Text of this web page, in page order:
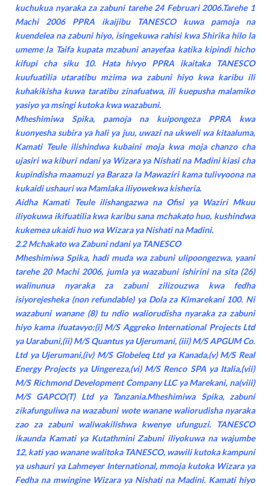
kuchukua nyaraka za zabuni tarehe 24 Februari 2006.Tarehe 1
Machi 2006 PPRA ikaijibu TANESCO kuwa pamoja na
kuendelea na zabuni hiyo, isingekuwa rahisi kwa Shirika hilo la
umeme la Taifa kupata mzabuni anayefaa katika kipindi hicho
kifupi cha siku 10. Hata hivyo PPRA ikaitaka TANESCO
kuufuatilia utaratibu mzima wa zabuni hiyo kwa karibu ili
kuhakikisha kuwa taratibu zinafuatwa, ili kuepusha malamiko
yasiyo ya msingi kutoka kwa wazabuni.
Mheshimiwa Spika, pamoja na kuipongeza PPRA kwa
kuonyesha subira ya hali ya juu, uwazi na ukweli wa kitaaluma,
Kamati Teule ilishindwa kubaini moja kwa moja chanzo cha
ujasiri wa kiburi ndani ya Wizara ya Nishati na Madini kiasi cha
kupindisha maamuzi ya Baraza la Mawaziri kama tulivyoona na
kukaidi ushauri wa Mamlaka iliyowekwa kisheria.
Aidha Kamati Teule ilishangazwa na Ofisi ya Waziri Mkuu
iliyokuwa ikifuatilia kwa karibu sana mchakato huo, kushindwa
kukemea ukaidi huo wa Wizara ya Nishati na Madini.
2.2 Mchakato wa Zabuni ndani ya TANESCO
Mheshimiwa Spika, hadi muda wa zabuni ulipoongezwa, yaani
tarehe 20 Machi 2006, jumla ya wazabuni ishirini na sita (26)
walinunua nyaraka za zabuni zilizouzwa kwa fedha
isiyorejesheka (non refundable) ya Dola za Kimarekani 100. Ni
wazabuni wanane (8) tu ndio waliorudisha nyaraka za zabuni
hiyo kama ifuatavyo:(i) M/S Aggreko International Projects Ltd
ya Uarabuni,(ii) M/S Quantus ya Ujerumani, (iii) M/S APGUM Co.
Ltd ya Ujerumani,(iv) M/S Globeleq Ltd ya Kanada,(v) M/S Real
Energy Projects ya Uingereza,(vi) M/S Renco SPA ya Italia,(vii)
M/S Richmond Development Company LLC ya Marekani, na(viii)
M/S GAPCO(T) Ltd ya Tanzania.Mheshimiwa Spika, zabuni
zikafunguliwa na wazabuni wote wanane waliorudisha nyaraka
zao za zabuni waliwakilishwa kwenye ufunguzi. TANESCO
ikaunda Kamati ya Kutathmini Zabuni iliyokuwa na wajumbe
12, kati yao wanane walitoka TANESCO, wawili kutoka kampuni
ya ushauri ya Lahmeyer International, mmoja kutoka Wizara ya
Fedha na mwingine Wizara ya Nishati na Madini. Kamati hiyo